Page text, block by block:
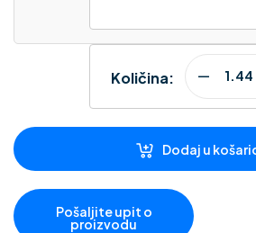
Količina:
Dodaj u